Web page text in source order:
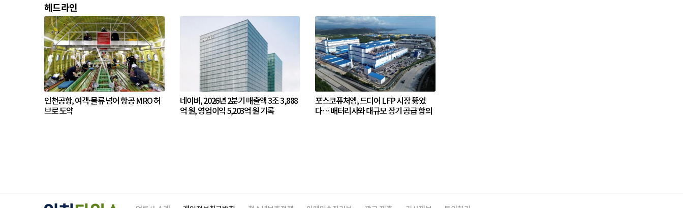
헤드라인
인천공항, 여객·물류 넘어 항공 MRO 허
브로 도약
네이버, 2026년 2분기 매출액 3조 3,888
억 원, 영업이익 5,203억 원 기록
포스코퓨처엠, 드디어 LFP 시장 뚫었
다… 배터리사와 대규모 장기 공급 합의